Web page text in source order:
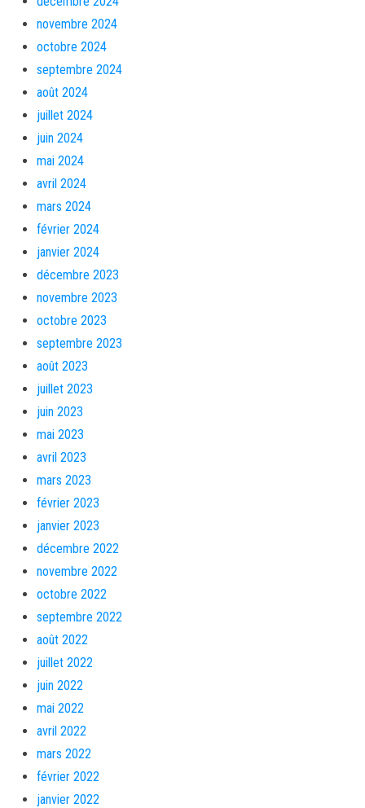
novembre 2024
octobre 2024
septembre 2024
août 2024
juillet 2024
juin 2024
mai 2024
avril 2024
mars 2024
février 2024
janvier 2024
décembre 2023
novembre 2023
octobre 2023
septembre 2023
août 2023
juillet 2023
juin 2023
mai 2023
avril 2023
mars 2023
février 2023
janvier 2023
décembre 2022
novembre 2022
octobre 2022
septembre 2022
août 2022
juillet 2022
juin 2022
mai 2022
avril 2022
mars 2022
février 2022
janvier 2022